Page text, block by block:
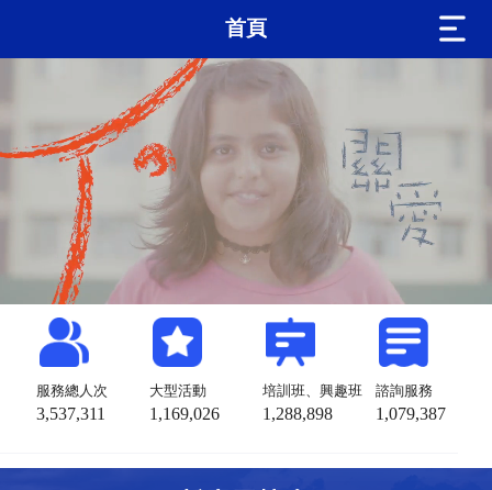
首頁
服務總人次
3,537,311
大型活動
1,169,026
培訓班、興趣班
1,288,898
諮詢服務
1,079,387